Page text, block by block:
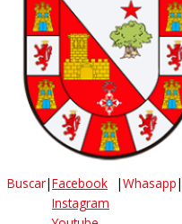
Buscar|Facebook
Instagram
|Whasapp|